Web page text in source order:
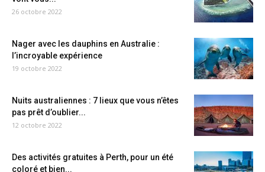
26 octobre 2022
Nager avec les dauphins en Australie :
l’incroyable expérience
19 octobre 2022
Nuits australiennes : 7 lieux que vous n’êtes
pas prêt d’oublier...
12 octobre 2022
Des activités gratuites à Perth, pour un été
coloré et bien...